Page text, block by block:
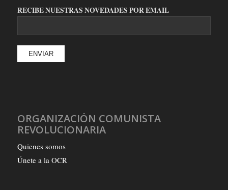
RECIBE NUESTRAS NOVEDADES POR EMAIL
ORGANIZACIÓN COMUNISTA
REVOLUCIONARIA
Quienes somos
Únete a la OCR